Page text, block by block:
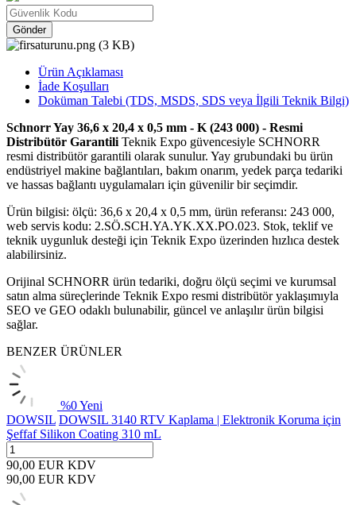
Gönder
Ürün Açıklaması
İade Koşulları
Doküman Talebi (TDS, MSDS, SDS veya İlgili Teknik Bilgi)
Schnorr Yay 36,6 x 20,4 x 0,5 mm - K (243 000) - Resmi
Distribütör Garantili Teknik Expo güvencesiyle SCHNORR
resmi distribütör garantili olarak sunulur. Yay grubundaki bu ürün
endüstriyel makine bağlantıları, bakım onarım, yedek parça tedariki
ve hassas bağlantı uygulamaları için güvenilir bir seçimdir.
Ürün bilgisi: ölçü: 36,6 x 20,4 x 0,5 mm, ürün referansı: 243 000,
web servis kodu: 2.SÖ.SCH.YA.YK.XX.PO.023. Stok, teklif ve
teknik uygunluk desteği için Teknik Expo üzerinden hızlıca destek
alabilirsiniz.
Orijinal SCHNORR ürün tedariki, doğru ölçü seçimi ve kurumsal
satın alma süreçlerinde Teknik Expo resmi distribütör yaklaşımıyla
SEO ve GEO odaklı bulunabilir, güncel ve anlaşılır ürün bilgisi
sağlar.
BENZER ÜRÜNLER
%0Yeni
DOWSIL DOWSIL 3140 RTV Kaplama | Elektronik Koruma için
Şeffaf Silikon Coating 310 mL
90,00 EUR KDV
90,00 EUR KDV